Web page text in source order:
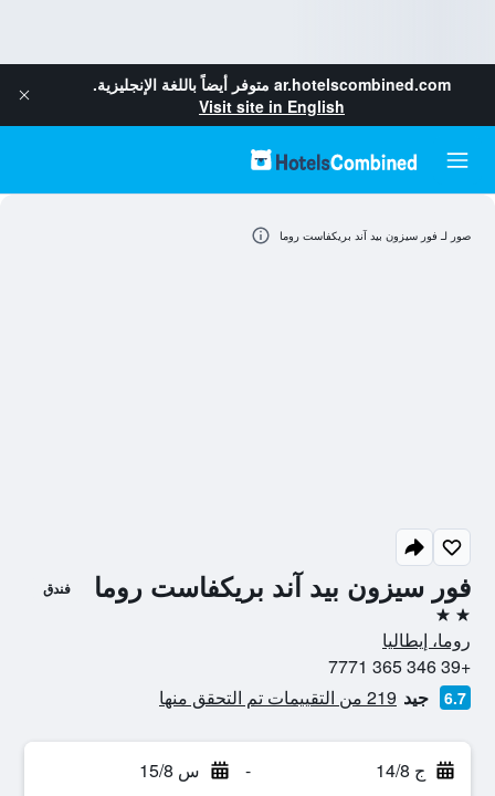
ar.hotelscombined.com متوفر أيضاً باللغة الإنجليزية.
Visit site in English
فور سيزون بيد آند بريكفاست روما فندق
2 نجمتين
روما، إيطاليا
+39 346 365 7771
6.7 جيد 219 من التقييمات تم التحقق منها
ج 14/8 - س 15/8
صور لـ فور سيزون بيد آند بريكفاست روما